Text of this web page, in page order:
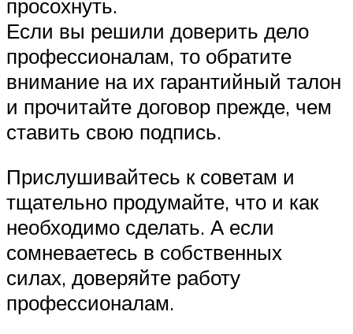
просохнуть.
Если вы решили доверить дело
профессионалам, то обратите
внимание на их гарантийный талон
и прочитайте договор прежде, чем
ставить свою подпись.
Прислушивайтесь к советам и
тщательно продумайте, что и как
необходимо сделать. А если
сомневаетесь в собственных
силах, доверяйте работу
профессионалам.